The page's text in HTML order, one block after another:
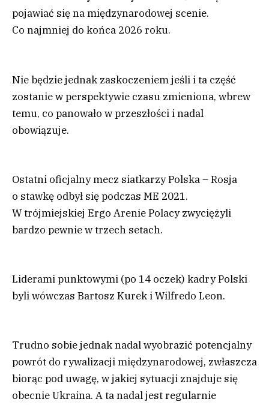
pojawiać się na międzynarodowej scenie.
Co najmniej do końca 2026 roku.
Nie będzie jednak zaskoczeniem jeśli i ta część
zostanie w perspektywie czasu zmieniona, wbrew
temu, co panowało w przeszłości i nadal
obowiązuje.
Ostatni oficjalny mecz siatkarzy Polska – Rosja
o stawkę odbył się podczas ME 2021.
W trójmiejskiej Ergo Arenie Polacy zwyciężyli
bardzo pewnie w trzech setach.
Liderami punktowymi (po 14 oczek) kadry Polski
byli wówczas Bartosz Kurek i Wilfredo Leon.
Trudno sobie jednak nadal wyobrazić potencjalny
powrót do rywalizacji międzynarodowej, zwłaszcza
biorąc pod uwagę, w jakiej sytuacji znajduje się
obecnie Ukraina. A ta nadal jest regularnie